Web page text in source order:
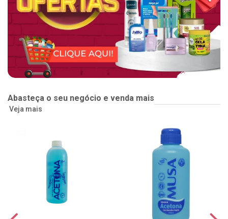
Abasteça o seu negócio e venda mais
Veja mais